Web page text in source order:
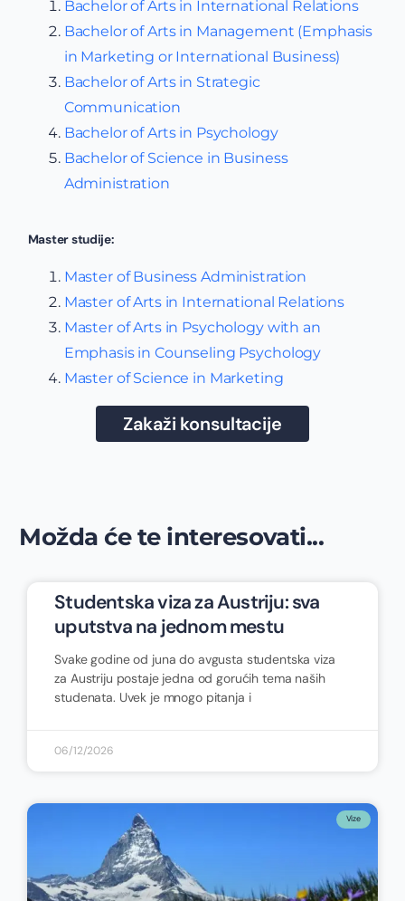
Bachelor of Arts in International Relations
Bachelor of Arts in Management (Emphasis
in Marketing or International Business)
Bachelor of Arts in Strategic
Communication
Bachelor of Arts in Psychology
Bachelor of Science in Business
Administration
Master studije:
Master of Business Administration
Master of Arts in International Relations
Master of Arts in Psychology with an
Emphasis in Counseling Psychology
Master of Science in Marketing
Zakaži konsultacije
Možda će te interesovati...
Studentska viza za Austriju: sva
uputstva na jednom mestu
Svake godine od juna do avgusta studentska viza
za Austriju postaje jedna od gorućih tema naših
studenata. Uvek je mnogo pitanja i
06/12/2026
Vize